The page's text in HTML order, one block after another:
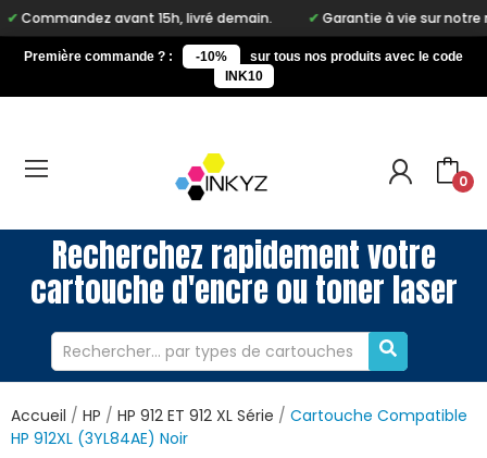
avant 15h, livré demain. Garantie à vie sur notre marque Inkyz
Première commande ? : -10%
sur tous nos produits avec le code
INK10
0
Recherchez rapidement votre
cartouche d'encre ou toner laser
Accueil HP HP 912 ET 912 XL Série
Cartouche Compatible
HP 912XL (3YL84AE) Noir